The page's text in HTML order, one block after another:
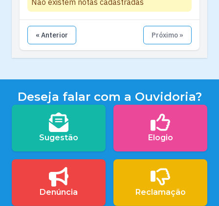
« Anterior Próximo »
Deseja falar com a Ouvidoria?
Sugestão Elogio
Denúncia Reclamação